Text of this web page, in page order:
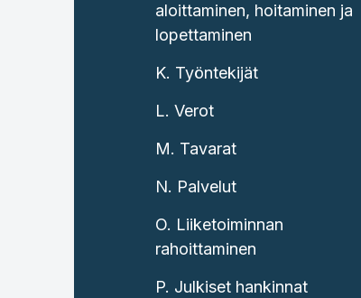
aloittaminen, hoitaminen ja
lopettaminen
K. Työntekijät
L. Verot
M. Tavarat
N. Palvelut
O. Liiketoiminnan
rahoittaminen
P. Julkiset hankinnat